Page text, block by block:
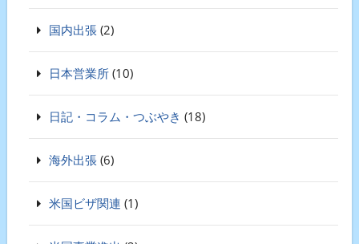
国内出張 (2)
日本営業所 (10)
日記・コラム・つぶやき (18)
海外出張 (6)
米国ビザ関連 (1)